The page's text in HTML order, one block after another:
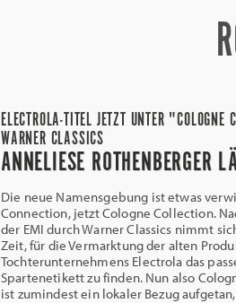
ELECTROLA-TITEL JETZT UNTER "COLOGNE
WARNER CLASSICS
ANNELIESE ROTHENBERGER
Die neue Namensgebung ist etwas
Connection, jetzt Cologne Collection.
der EMI durch Warner Classics nimmt
Zeit, für die Vermarktung der alten
Tochterunternehmens Electrola das
Spartenetikett zu finden. Nun also
ist zumindest ein lokaler Bezug